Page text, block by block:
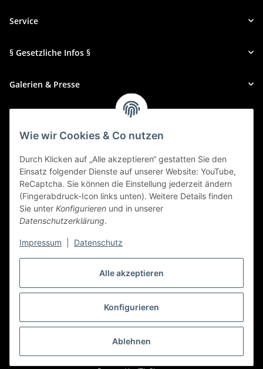
Alle akzeptieren
Konfigurieren
Ablehnen
Wie wir Cookies & Co nutzen
Durch Klicken auf „Alle akzeptieren“ gestatten Sie den
Einsatz folgender Dienste auf unserer Website: YouTube,
ReCaptcha. Sie können die Einstellung jederzeit ändern
(Fingerabdruck-Icon links unten). Weitere Details finden
Sie unter Konfigurieren und in unserer
Datenschutzerklärung.
Impressum Datenschutz
Service
§ Gesetzliche Infos §
Galerien & Presse
* Alle Preise inkl. gesetzlicher USt., zzgl.Versand